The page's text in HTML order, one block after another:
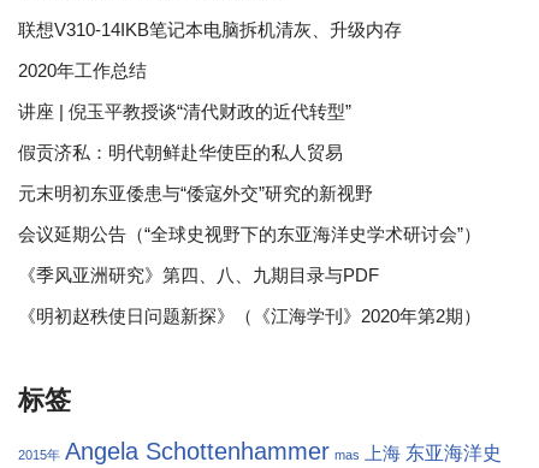
联想V310-14IKB笔记本电脑拆机清灰、升级内存
2020年工作总结
讲座 | 倪玉平教授谈“清代财政的近代转型”
假贡济私：明代朝鲜赴华使臣的私人贸易
元末明初东亚倭患与“倭寇外交”研究的新视野
会议延期公告（“全球史视野下的东亚海洋史学术研讨会”）
《季风亚洲研究》第四、八、九期目录与PDF
《明初赵秩使日问题新探》（《江海学刊》2020年第2期）
标签
2015年 Angela Schottenhammer mas 上海 东亚海洋史